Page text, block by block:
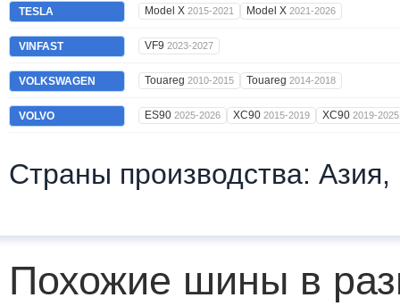
TESLA Model X 2015-2021 Model X 2021-2026
VINFAST VF9 2023-2027
VOLKSWAGEN Touareg 2010-2015 Touareg 2014-2018
VOLVO ES90 2025-2026 XC90 2015-2019 XC90 2019-2025
Страны производства: Азия,
Похожие шины в